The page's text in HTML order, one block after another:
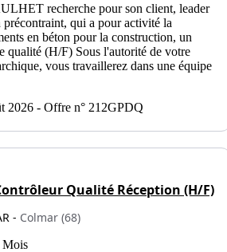
recherche pour son client, leader
précontraint, qui a pour activité la
en béton pour la construction, un
qualité (H/F) Sous l'autorité de votre
vous travaillerez dans une équipe
2026 - Offre n° 212GPDQ
Qualité Réception (H/F)
- Colmar (68)
Mois